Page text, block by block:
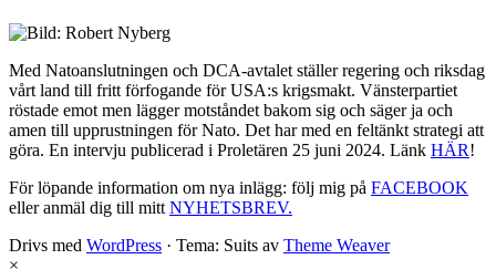
Med Natoanslutningen och DCA-avtalet ställer regering och riksdag
vårt land till fritt förfogande för USA:s krigsmakt. Vänsterpartiet
röstade emot men lägger motståndet bakom sig och säger ja och
amen till upprustningen för Nato. Det har med en feltänkt strategi att
göra. En intervju publicerad i Proletären 25 juni 2024. Länk HÄR!
För löpande information om nya inlägg: följ mig på FACEBOOK
eller anmäl dig till mitt NYHETSBREV.
Drivs med WordPress · Tema: Suits av Theme Weaver
×